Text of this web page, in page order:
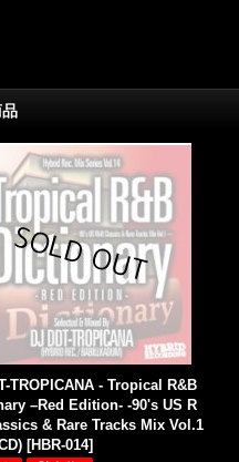
TROPICANA - Tropical R&B
–Red Edition- -90's US R
& Rare Tracks Mix Vol.1
[HBR-014]